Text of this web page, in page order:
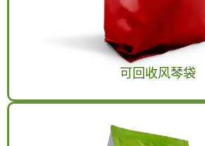
可回收风琴袋